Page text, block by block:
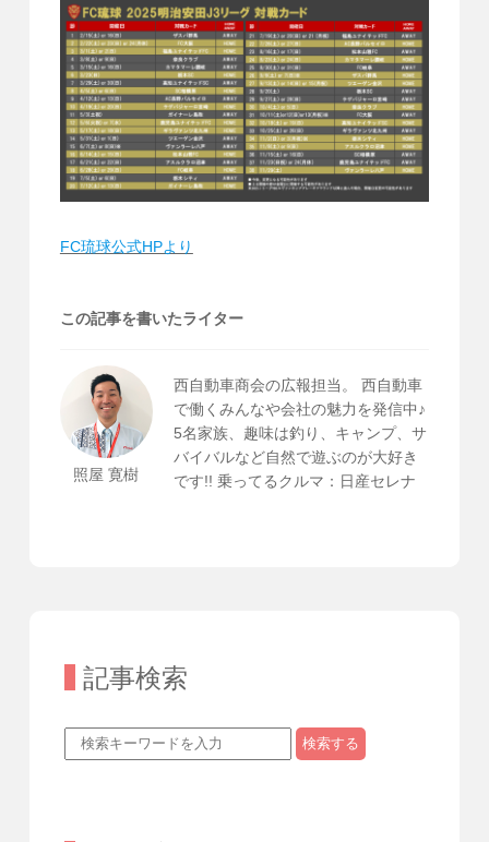
FC琉球公式HPより
この記事を書いたライター
照屋 寛樹
西自動車商会の広報担当。 西自動車
で働くみんなや会社の魅力を発信中♪
5名家族、趣味は釣り、キャンプ、サ
バイバルなど自然で遊ぶのが大好き
です!! 乗ってるクルマ：日産セレナ
記事検索
検索する